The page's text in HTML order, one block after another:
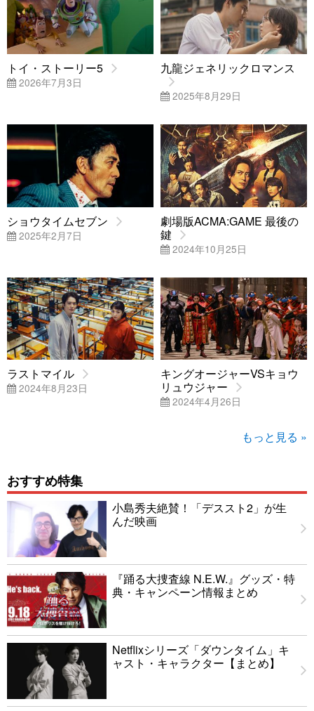
トイ・ストーリー5
2026年7月3日
九龍ジェネリックロマンス
2025年8月29日
ショウタイムセブン
2025年2月7日
劇場版ACMA:GAME 最後の
鍵
2024年10月25日
ラストマイル
2024年8月23日
キングオージャーVSキョウ
リュウジャー
2024年4月26日
もっと見る »
おすすめ特集
小島秀夫絶賛！「デススト2」が生
んだ映画
『踊る大捜査線 N.E.W.』グッズ・特
典・キャンペーン情報まとめ
Netflixシリーズ「ダウンタイム」キ
ャスト・キャラクター【まとめ】